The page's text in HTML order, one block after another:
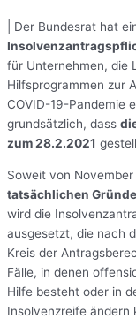
| Der Bundesrat hat
für Unternehmen, die
Hilfsprogrammen zur
COVID-19-Pandemie
grundsätzlich, dass
zum 28.2.2021
Soweit von November
tatsächlichen
wird die
ausgesetzt, die nach
Kreis der
Fälle, in denen
Hilfe besteht oder in
Insolvenzreife ändern